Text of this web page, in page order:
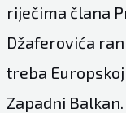
riječima člana
Džaferovića
treba
Zapadni Balkan.